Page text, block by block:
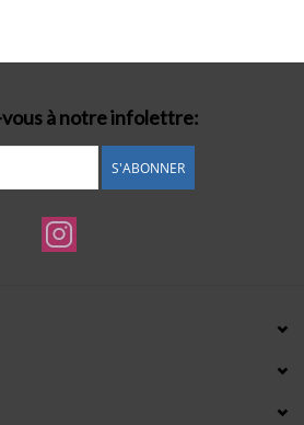
à notre infolettre:
S'ABONNER